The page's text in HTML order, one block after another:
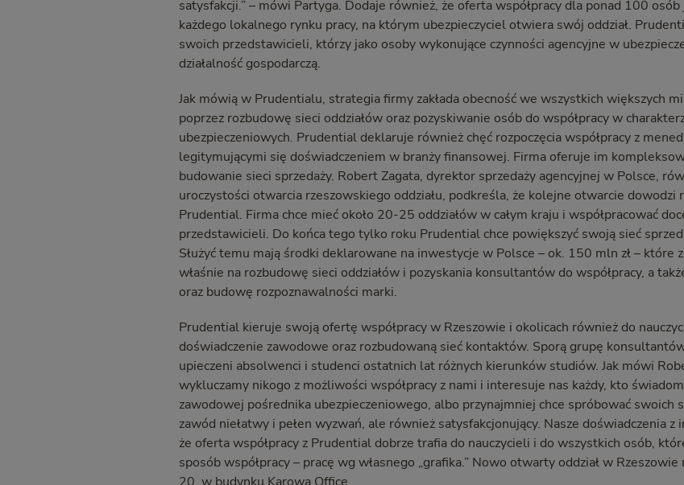
satysfakcji.” – mówi Partyga. Dodaje również, że oferta współpracy dla ponad 100
każdego lokalnego rynku pracy, na którym ubezpieczyciel otwiera swój oddział.
swoich przedstawicieli, którzy jako osoby wykonujące czynności agencyjne w
działalność gospodarczą.
Jak mówią w Prudentialu, strategia firmy zakłada obecność we wszystkich większych
poprzez rozbudowę sieci oddziałów oraz pozyskiwanie osób do współpracy w
ubezpieczeniowych. Prudential deklaruje również chęć rozpoczęcia współpracy z
legitymującymi się doświadczeniem w branży finansowej. Firma oferuje im
budowanie sieci sprzedaży. Robert Zagata, dyrektor sprzedaży agencyjnej w Polsce,
uroczystości otwarcia rzeszowskiego oddziału, podkreśla, że kolejne otwarcie dowodzi
Prudential. Firma chce mieć około 20-25 oddziałów w całym kraju i współpracować
przedstawicieli. Do końca tego tylko roku Prudential chce powiększyć swoją sieć
Służyć temu mają środki deklarowane na inwestycje w Polsce – ok. 150 mln zł – które
właśnie na rozbudowę sieci oddziałów i pozyskania konsultantów do współpracy, a
oraz budowę rozpoznawalności marki.
Prudential kieruje swoją ofertę współpracy w Rzeszowie i okolicach również do
doświadczenie zawodowe oraz rozbudowaną sieć kontaktów. Sporą grupę
upieczeni absolwenci i studenci ostatnich lat różnych kierunków studiów. Jak mówi
wykluczamy nikogo z możliwości współpracy z nami i interesuje nas każdy, kto
zawodowej pośrednika ubezpieczeniowego, albo przynajmniej chce spróbować swoich
zawód niełatwy i pełen wyzwań, ale również satysfakcjonujący. Nasze doświadczenia z
że oferta współpracy z Prudential dobrze trafia do nauczycieli i do wszystkich osób,
sposób współpracy – pracę wg własnego „grafika.” Nowo otwarty oddział w